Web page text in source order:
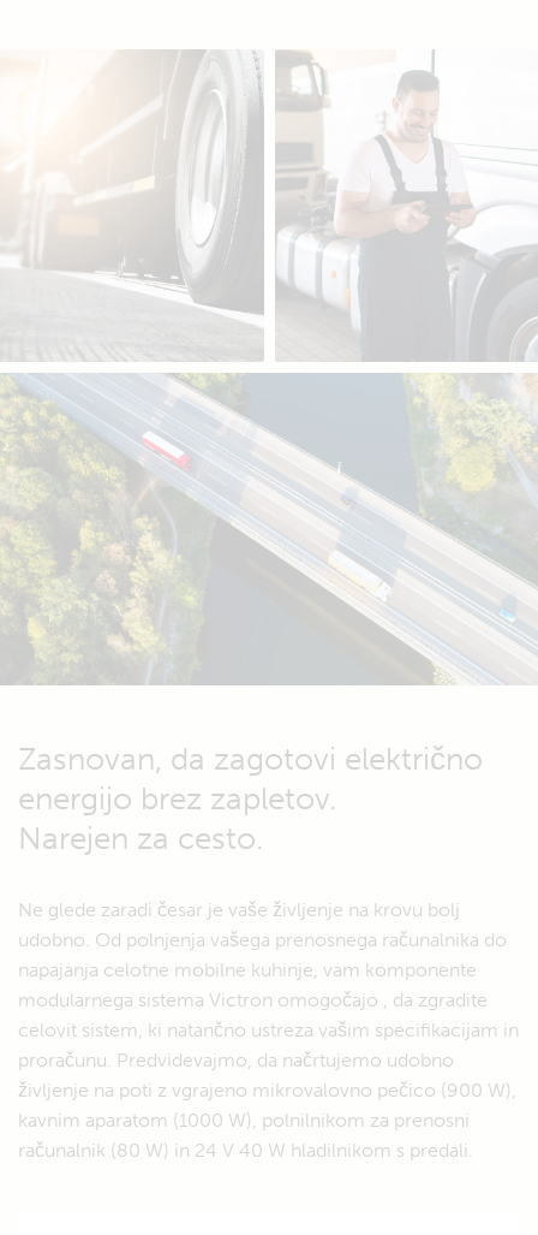
Zasnovan, da zagotovi električno
energijo brez zapletov.
Narejen za cesto.
Ne glede zaradi česar je vaše življenje na krovu bolj
udobno. Od polnjenja vašega prenosnega računalnika do
napajanja celotne mobilne kuhinje, vam komponente
modularnega sistema Victron omogočajo , da zgradite
celovit sistem, ki natančno ustreza vašim specifikacijam in
proračunu. Predvidevajmo, da načrtujemo udobno
življenje na poti z vgrajeno mikrovalovno pečico (900 W),
kavnim aparatom (1000 W), polnilnikom za prenosni
računalnik (80 W) in 24 V 40 W hladilnikom s predali.